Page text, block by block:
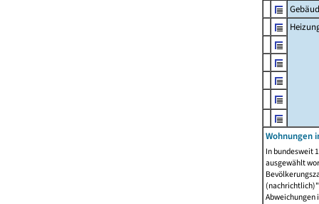
Wohnungen
In bundesweit
ausgewählt
Abweichungen